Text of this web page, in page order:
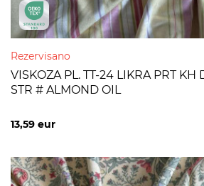
Rezervisano
VISKOZA PL. TT-24 LIKRA PRT KH
STR # ALMOND OIL
13,59 eur